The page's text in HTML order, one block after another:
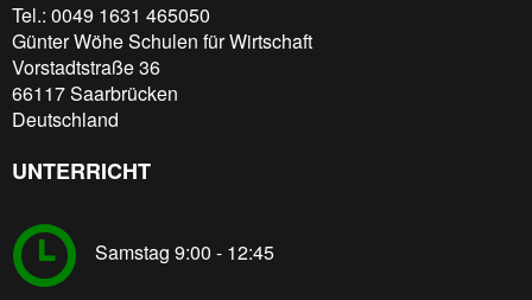
Tel.: 0049 1631 465050
Günter Wöhe Schulen für Wirtschaft
Vorstadtstraße 36
66117Saarbrücken
Deutschland
UNTERRICHT
Samstag 9:00 - 12:45